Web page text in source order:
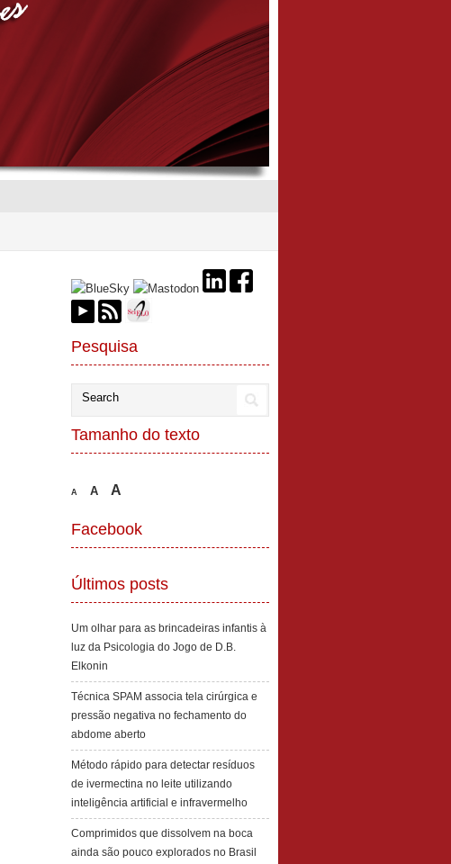
Pesquisa
Tamanho do texto
A A A
Facebook
Últimos posts
Um olhar para as brincadeiras infantis à
luz da Psicologia do Jogo de D.B.
Elkonin
Técnica SPAM associa tela cirúrgica e
pressão negativa no fechamento do
abdome aberto
Método rápido para detectar resíduos
de ivermectina no leite utilizando
inteligência artificial e infravermelho
Comprimidos que dissolvem na boca
ainda são pouco explorados no Brasil